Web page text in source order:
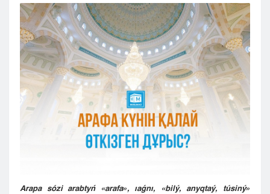
Kyzylorda
Pavlodar
Petropavlovsk
Semeı
Taldykorgan
Taraz
Týrkestan
Ýralsk
Ýst-Kamenogorsk
Arapa sózi arabtyń «arafa», ıaǵnı, «bilý, anyqtaý, túsiný»